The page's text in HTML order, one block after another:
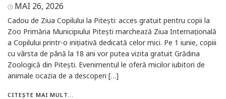
MAI 26, 2026
Cadou de Ziua Copilului la Pitești: acces gratuit pentru copii la
Zoo Primăria Municipiului Pitești marchează Ziua Internațională
a Copilului printr-o inițiativă dedicată celor mici. Pe 1 iunie, copiii
cu vârsta de până la 18 ani vor putea vizita gratuit Grădina
Zoologică din Pitești. Evenimentul le oferă micilor iubitori de
animale ocazia de a descoperi […]
CITEȘTE MAI MULT...